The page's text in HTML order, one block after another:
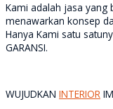
Kami adalah jasa yang
menawarkan konsep
Hanya Kami satu
GARANSI.
WUJUDKAN INTERIOR